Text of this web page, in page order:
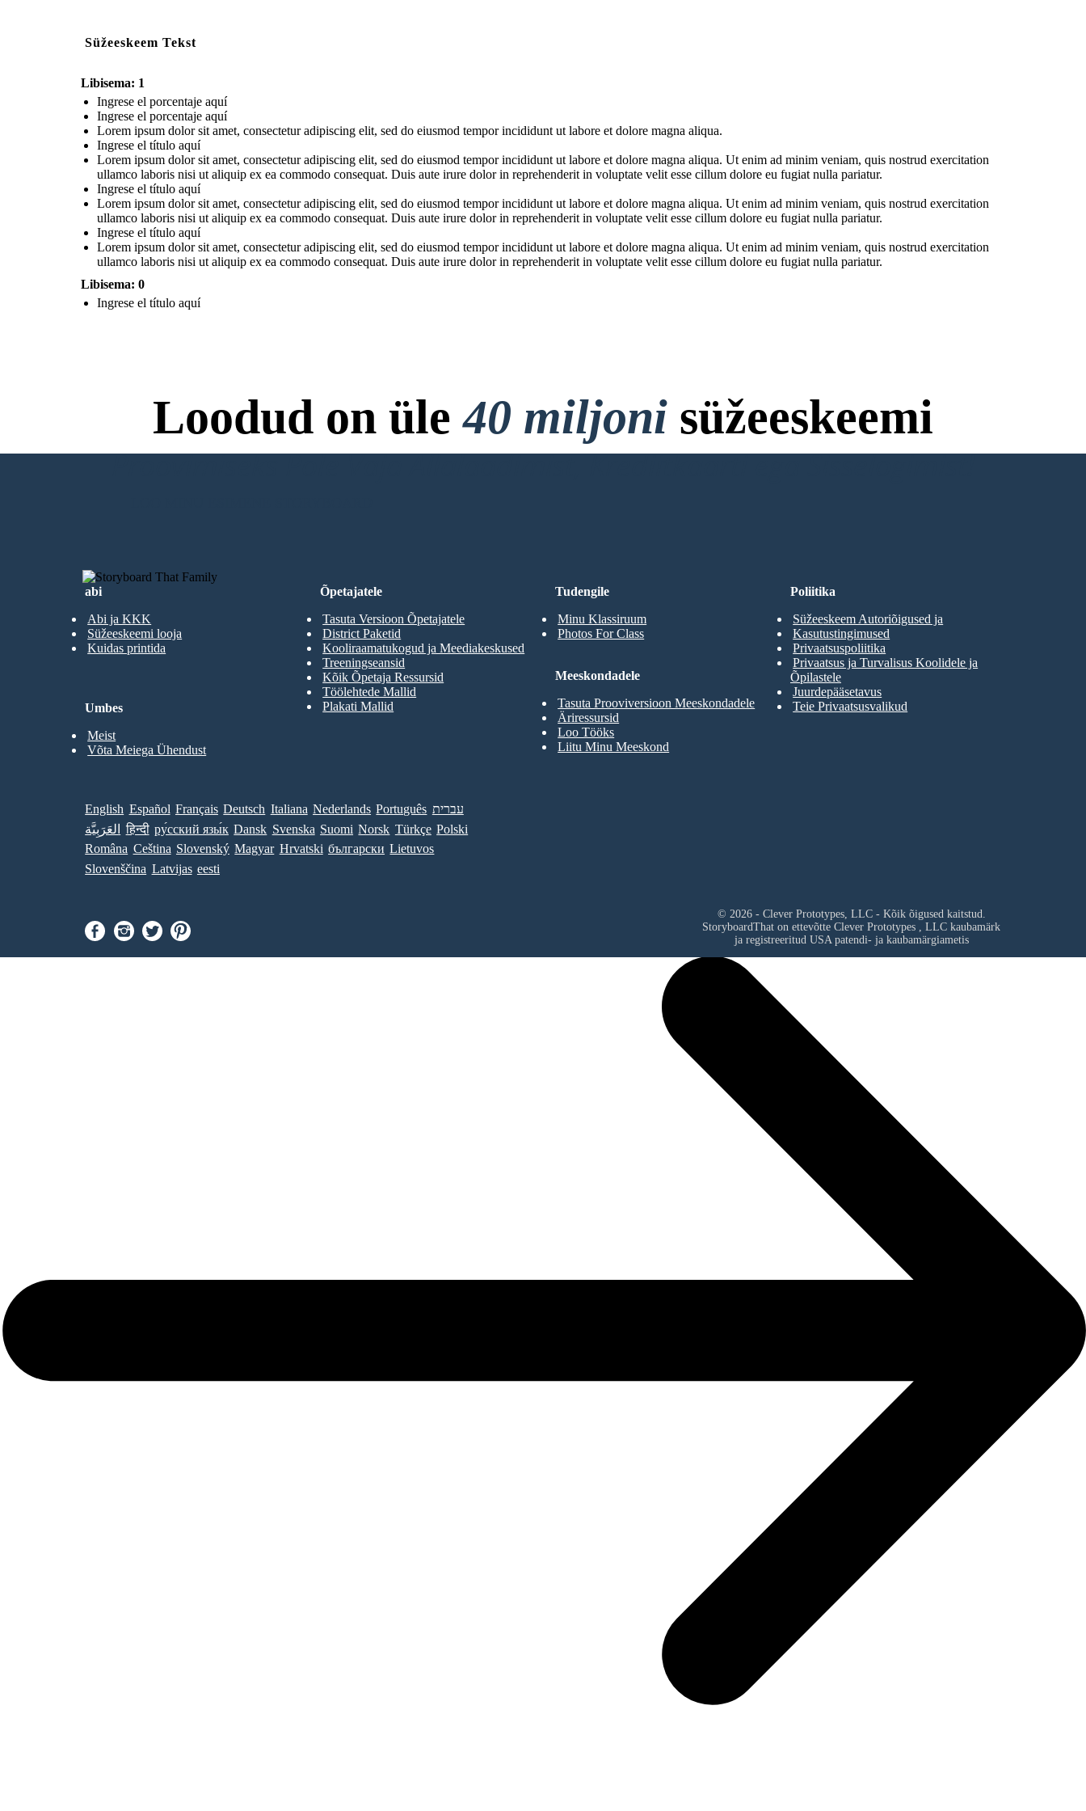
Süžeeskeem Tekst
Libisema: 1
Ingrese el porcentaje aquí
Ingrese el porcentaje aquí
Lorem ipsum dolor sit amet, consectetur adipiscing elit, sed do eiusmod tempor incididunt ut labore et dolore magna aliqua.
Ingrese el título aquí
Lorem ipsum dolor sit amet, consectetur adipiscing elit, sed do eiusmod tempor incididunt ut labore et dolore magna aliqua. Ut enim ad minim veniam, quis nostrud exercitation
ullamco laboris nisi ut aliquip ex ea commodo consequat. Duis aute irure dolor in reprehenderit in voluptate velit esse cillum dolore eu fugiat nulla pariatur.
Ingrese el título aquí
Lorem ipsum dolor sit amet, consectetur adipiscing elit, sed do eiusmod tempor incididunt ut labore et dolore magna aliqua. Ut enim ad minim veniam, quis nostrud exercitation
ullamco laboris nisi ut aliquip ex ea commodo consequat. Duis aute irure dolor in reprehenderit in voluptate velit esse cillum dolore eu fugiat nulla pariatur.
Ingrese el título aquí
Lorem ipsum dolor sit amet, consectetur adipiscing elit, sed do eiusmod tempor incididunt ut labore et dolore magna aliqua. Ut enim ad minim veniam, quis nostrud exercitation
ullamco laboris nisi ut aliquip ex ea commodo consequat. Duis aute irure dolor in reprehenderit in voluptate velit esse cillum dolore eu fugiat nulla pariatur.
Libisema: 0
Ingrese el título aquí
Loodud on üle40 miljoni süžeeskeemi
Proovimiseks Pole Vaja Allalaadimist, Krediitkaarti ega Sisselogimist!
abi
Abi ja KKK
Süžeeskeemi looja
Kuidas printida
Tudengile
Minu Klassiruum
Photos For Class
Õpetajatele
Tasuta Versioon Õpetajatele
District Paketid
Kooliraamatukogud ja Meediakeskused
Treeningseansid
Kõik Õpetaja Ressursid
Töölehtede Mallid
Plakati Mallid
Meeskondadele
Tasuta Prooviversioon Meeskondadele
Äriressursid
Loo Tööks
Liitu Minu Meeskond
Umbes
Meist
Võta Meiega Ühendust
Poliitika
Süžeeskeem Autoriõigused ja
Kasutustingimused
Privaatsuspoliitika
Privaatsus ja Turvalisus Koolidele ja
Õpilastele
Juurdepääsetavus
Teie Privaatsusvalikud
English Español Français Deutsch Italiana Nederlands Português עברית
العَرَبِيَّة
हिन्दी ру́сский язы́к Dansk Svenska Suomi Norsk Türkçe Polski
Româna Ceština Slovenský Magyar Hrvatski български Lietuvos
Slovenščina Latvijas eesti
© 2026 - Clever Prototypes, LLC - Kõik õigused kaitstud.
StoryboardThat on ettevõtte Clever Prototypes , LLC kaubamärk
ja registreeritud USA patendi- ja kaubamärgiametis